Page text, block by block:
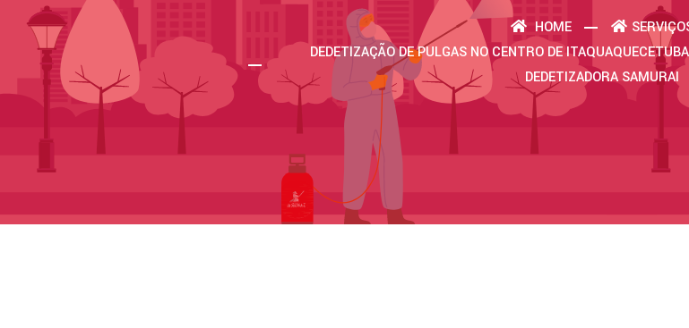
HOME
DEDETIZAÇÃO DE PULGAS NO CENTRO DE
DEDETIZADORA SAMURAI